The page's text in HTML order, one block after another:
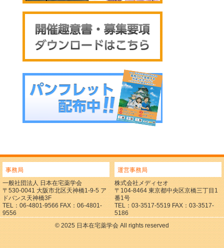
事務局
一般社団法人 日本在宅薬学会
〒530-0041 大阪市北区天神橋1-9-5 ア
ドバンス天神橋3F
TEL：06-4801-9566 FAX：06-4801-
9556
運営事務局
株式会社メディセオ
〒104-8464 東京都中央区京橋三丁目1
番1号
TEL：03-3517-5519 FAX：03-3517-
5186
© 2025 日本在宅薬学会 All rights reserved